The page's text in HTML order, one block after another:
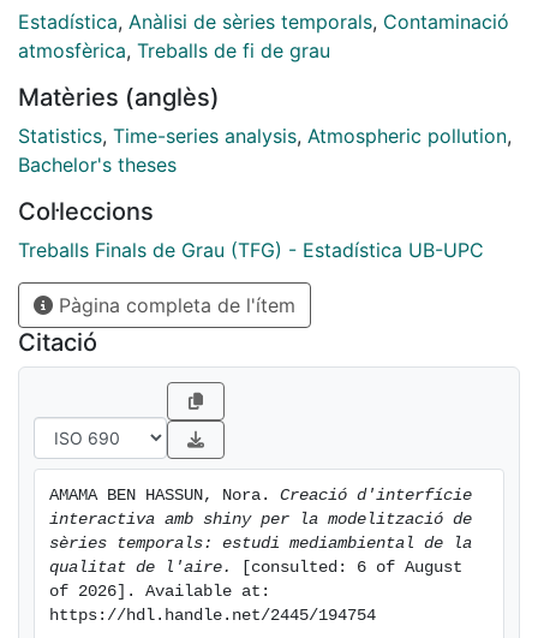
per les partícules pesants i el diòxid de nitrogen el
millor model prové de la metodologia Box-Jenkins, un
millor per a la predicció un model creat a partir dels
mètodes d’allisat exponencial.
Estadística, Anàlisi de sèries temporals, Contaminació
atmosfèrica, Treballs de fi de grau
Matèries (anglès)
Statistics, Time-series analysis, Atmospheric pollution,
Bachelor's theses
Col·leccions
Treballs Finals de Grau (TFG) - Estadística UB-UPC
Pàgina completa de l'ítem
Citació
AMAMA BEN HASSUN, Nora. Creació d'interfície
interactiva amb shiny per la modelització de
sèries temporals: estudi mediambiental de la
qualitat de l'aire.
[consulted: 6 of August
of 2026]. Available at:
https://hdl.handle.net/2445/194754